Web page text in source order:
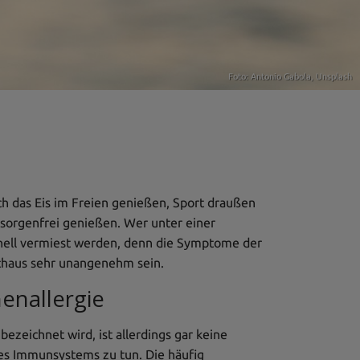
Foto: Antonio Gabola Unsplash
das Eis im Freien genießen, Sport draußen
genießen. Wer unter einer
vermiest werden, denn die Symptome der
sehr unangenehm sein.
wird, ist allerdings gar keine
Immunsystems zu tun. Die häufig